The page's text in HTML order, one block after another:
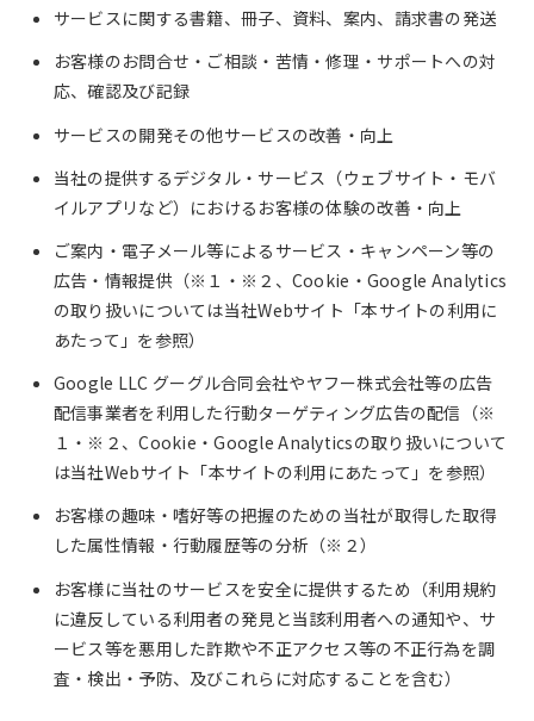
サービスに関する書籍、冊子、資料、案内、請求書の発送
お客様のお問合せ・ご相談・苦情・修理・サポートへの対
応、確認及び記録
サービスの開発その他サービスの改善・向上
当社の提供するデジタル・サービス（ウェブサイト・モバ
イルアプリなど）におけるお客様の体験の改善・向上
ご案内・電子メール等によるサービス・キャンペーン等の
広告・情報提供（※１・※２、Cookie・Google Analytics
の取り扱いについては当社Webサイト「本サイトの利用に
あたって」を参照）
Google LLC グーグル合同会社やヤフー株式会社等の広告
配信事業者を利用した行動ターゲティング広告の配信（※
１・※２、Cookie・Google Analyticsの取り扱いについて
は当社Webサイト「本サイトの利用にあたって」を参照）
お客様の趣味・嗜好等の把握のための当社が取得した取得
した属性情報・行動履歴等の分析（※２）
お客様に当社のサービスを安全に提供するため（利用規約
に違反している利用者の発見と当該利用者への通知や、サ
ービス等を悪用した詐欺や不正アクセス等の不正行為を調
査・検出・予防、及びこれらに対応することを含む）